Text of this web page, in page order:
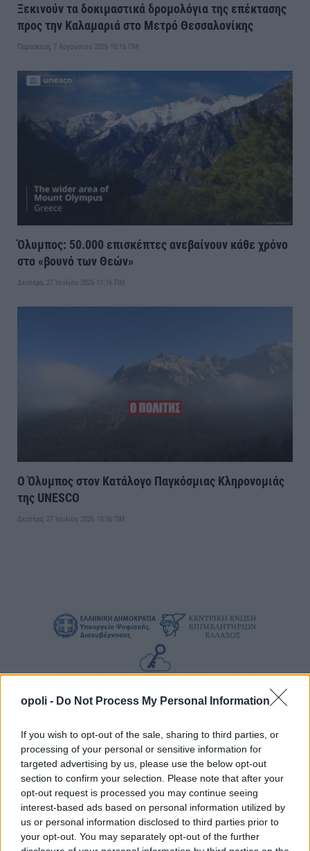
opoli - Do Not Process My Personal Information
If you wish to opt-out of the sale, sharing to third parties, or
processing of your personal or sensitive information for
targeted advertising by us, please use the below opt-out
section to confirm your selection. Please note that after your
opt-out request is processed you may continue seeing
interest-based ads based on personal information utilized by
us or personal information disclosed to third parties prior to
your opt-out. You may separately opt-out of the further
Ξεκινούν τα δοκιμαστικά δρομολόγια της επέκτασης
προς την Καλαμαριά στο Μετρό Θεσσαλονίκης
Παρασκευή, 7 Αυγούστου 2026 10:16 ΠΜ
Όλυμπος: 50.000 επισκέπτες ανεβαίνουν κάθε χρόνο
στο «βουνό των Θεών»
Δευτέρα, 27 Ιουλίου 2026 11:16 ΠΜ
Ο Όλυμπος στον Κατάλογο Παγκόσμιας Κληρονομιάς
της UNESCO
Δευτέρα, 27 Ιουλίου 2026 10:56 ΠΜ